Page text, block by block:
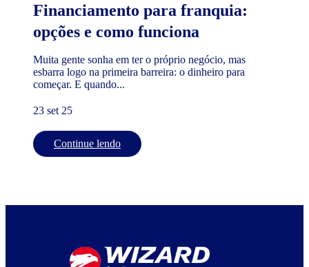
Financiamento para franquia:
opções e como funciona
Muita gente sonha em ter o próprio negócio, mas
esbarra logo na primeira barreira: o dinheiro para
começar. E quando...
23 set 25
Continue lendo